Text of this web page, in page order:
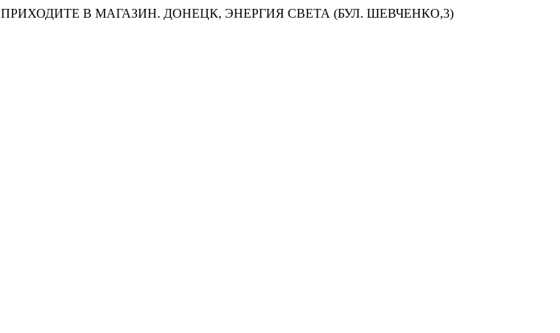
ПРИХОДИТЕ В МАГАЗИН. ДОНЕЦК, ЭНЕРГИЯ СВЕТА (БУЛ. ШЕВЧЕНКО,3)